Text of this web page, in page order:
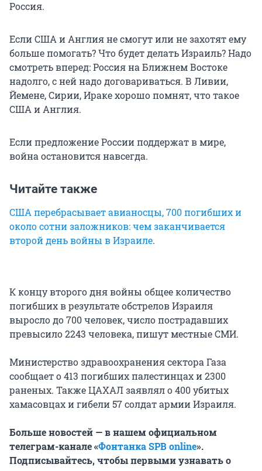
Россия.
Если США и Англия не смогут или не захотят ему
больше помогать? Что будет делать Израиль? Надо
смотреть вперед: Россия на Ближнем Востоке
надолго, с ней надо договариваться. В Ливии,
Йемене, Сирии, Ираке хорошо помнят, что такое
США и Англия.
Если предложение России поддержат в мире,
война остановится навсегда.
Читайте также
США перебрасывает авианосцы, 700 погибших и
около сотни заложников: чем заканчивается
второй день войны в Израиле.
К концу второго дня войны общее количество
погибших в результате обстрелов Израиля
выросло до 700 человек, число пострадавших
превысило 2243 человека, пишут местные СМИ.
Министерство здравоохранения сектора Газа
сообщает о 413 погибших палестинцах и 2300
раненых. Также ЦАХАЛ заявлял о 400 убитых
хамасовцах и гибели 57 солдат армии Израиля.
Больше новостей — в нашем официальном
телеграм-канале «Фонтанка SPB online».
Подписывайтесь, чтобы первыми узнавать о